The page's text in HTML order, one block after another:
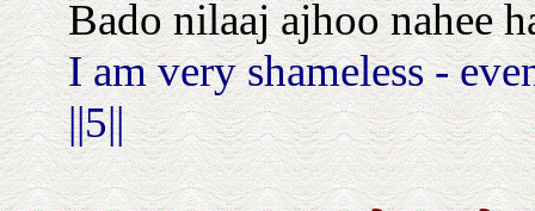
Bado nilaaj ajhoo nahee
I am very shameless -
||5||